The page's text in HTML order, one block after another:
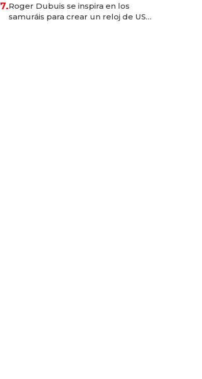
7.Roger Dubuis se inspira en los
samuráis para crear un reloj de US$